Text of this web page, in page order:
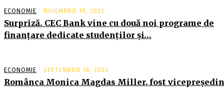
ECONOMIE NOIEMBRIE 19, 2023
Surpriză. CEC Bank vine cu două noi programe de
finanţare dedicate studenţilor şi…
ECONOMIE SEPTEMBRIE 16, 2023
Românca Monica Magdas Miller, fost